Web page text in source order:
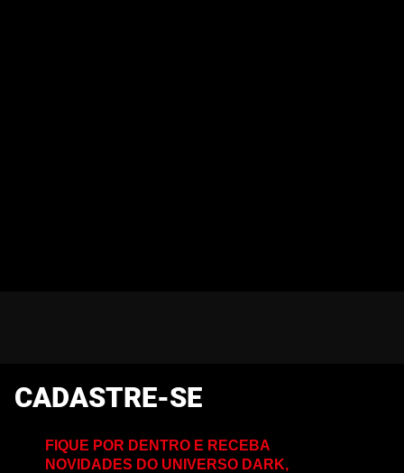
CADASTRE-SE
FIQUE POR DENTRO E RECEBA
NOVIDADES DO UNIVERSO DARK,